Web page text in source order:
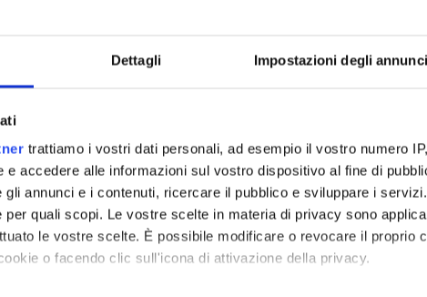
Dettagli Impostazioni degli annunci
trattiamo i vostri dati personali, ad esempio il vostro numero
e accedere alle informazioni sul vostro dispositivo al fine di
gli annunci e i contenuti, ricercare il pubblico e sviluppare i
quali scopi. Le vostre scelte in materia di privacy sono
le vostre scelte. È possibile modificare o revocare il proprio
o facendo clic sull'icona di attivazione della privacy.
fin dalla sua nascita ha portato avanti attraverso le
offre garanzie di controllo come nessun altro tipo di acqua
nostre due campagne 2007 esemplificano al meglio
direttamente a casa tua! e ricerchiamo… la qualità!!
tanti fronzoli che hanno alle spalle tutto il lavoro e gli
in campo dal 2002 ad oggi per poter dare a tutti i